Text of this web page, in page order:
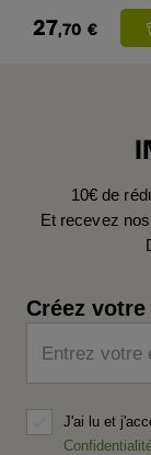
27,70 €
10€ de
Et recevez
Créez
Entrez votre
J'ai lu et